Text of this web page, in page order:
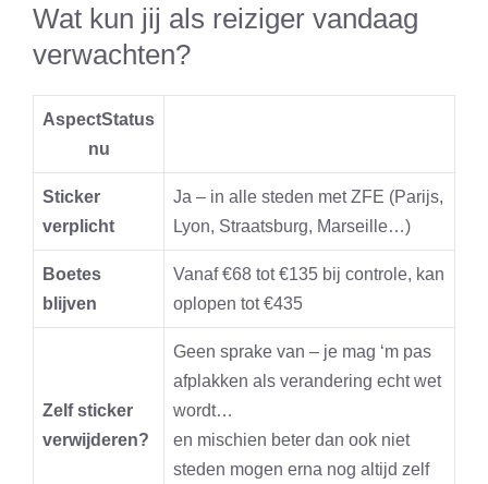
Wat kun jij als reiziger vandaag
verwachten?
AspectStatus
nu
Sticker
verplicht
Ja – in alle steden met ZFE (Parijs,
Lyon, Straatsburg, Marseille…)
Boetes
blijven
Vanaf €68 tot €135 bij controle, kan
oplopen tot €435
Zelf sticker
verwijderen?
Geen sprake van – je mag ‘m pas
afplakken als verandering echt wet
wordt…
en mischien beter dan ook niet
steden mogen erna nog altijd zelf